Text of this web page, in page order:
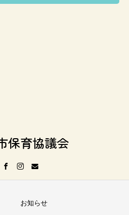
保育協議会
お知らせ